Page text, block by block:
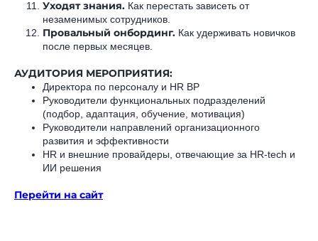
Уходят знания. Как перестать зависеть от
незаменимых сотрудников.
Провальный онбординг. Как удерживать новичков
после первых месяцев.
АУДИТОРИЯ МЕРОПРИЯТИЯ:
Директора по персоналу и HR BP
Руководители функциональных подразделений
(подбор, адаптация, обучение, мотивация)
Руководители направлений организационного
развития и эффективности
HR и внешние провайдеры, отвечающие за HR-tech и
ИИ решения
Перейти на сайт